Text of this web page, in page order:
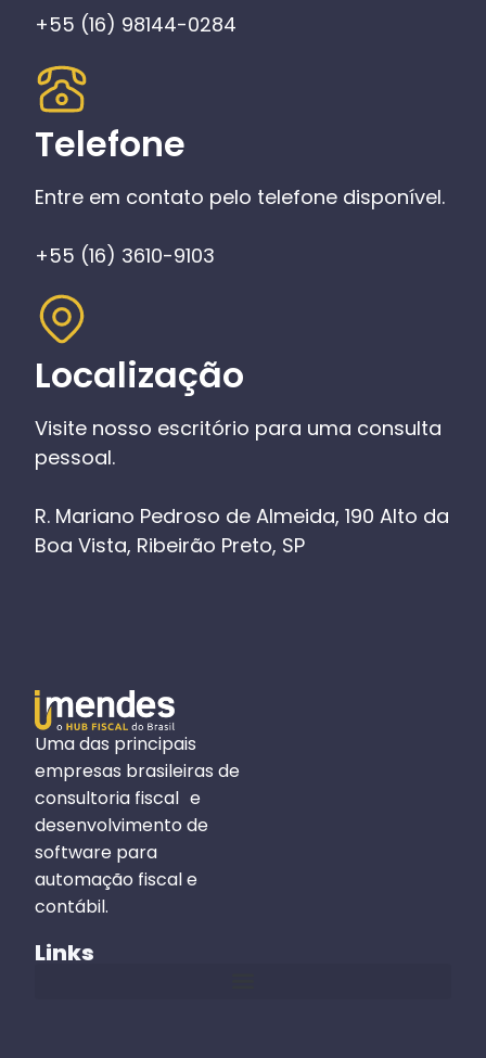
+55 (16) 98144-0284
Telefone
Entre em contato pelo telefone disponível.
+55 (16) 3610-9103
Localização
Visite nosso escritório para uma consulta
pessoal.
R. Mariano Pedroso de Almeida, 190 Alto da
Boa Vista, Ribeirão Preto, SP
Uma das principais
empresas brasileiras de
consultoria fiscal e
desenvolvimento de
software para
automação fiscal e
contábil.
Links